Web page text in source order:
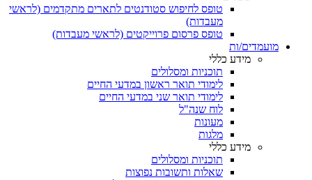
טופס לחיפוש סטודנטים לתארים מתקדמים (לראשי
מעבדות)
טופס פרסום פרוייקטים (לראשי מעבדות)
מועמדים/ות
מידע כללי
תוכניות ומסלולים
לימודי תואר ראשון במדעי החיים
לימודי תואר שני במדעי החיים
לוח שנה"ל
מעונות
מלגות
מידע כללי
תוכניות ומסלולים
שאלות ותשובות נפוצות